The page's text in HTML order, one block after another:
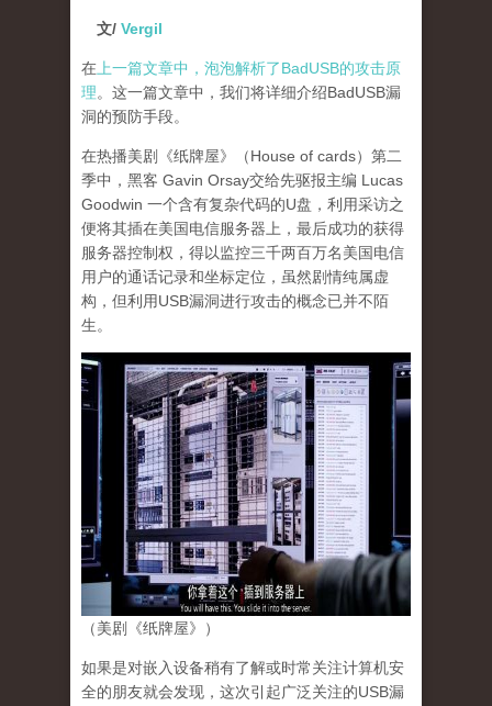
文/ Vergil
在 上一篇文章中，泡泡解析了BadUSB的攻击原
理。这一篇文章中，我们将详细介绍BadUSB漏
洞的预防手段。
在热播美剧《纸牌屋》（House of cards）第二
季中，黑客 Gavin Orsay交给先驱报主编 Lucas
Goodwin 一个含有复杂代码的U盘，利用采访之
便将其插在美国电信服务器上，最后成功的获得
服务器控制权，得以监控三千两百万名美国电信
用户的通话记录和坐标定位，虽然剧情纯属虚
构，但利用USB漏洞进行攻击的概念已并不陌
生。
（美剧《纸牌屋》）
如果是对嵌入设备稍有了解或时常关注计算机安
全的朋友就会发现，这次引起广泛关注的USB漏